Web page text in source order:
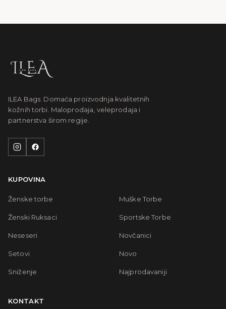
ILEA Bags. Domaća proizvodnja kvalitetnih
kožnih torbi. Maloprodaja, veleprodaja i
partnerstva širom regije.
KUPOVINA
Ženske torbe Muške Torbe
Ženski Ruksaci Sportske Torbe
Neseseri Novčanici
Setovi Novo
Sniženje Najprodavaniji
KONTAKT